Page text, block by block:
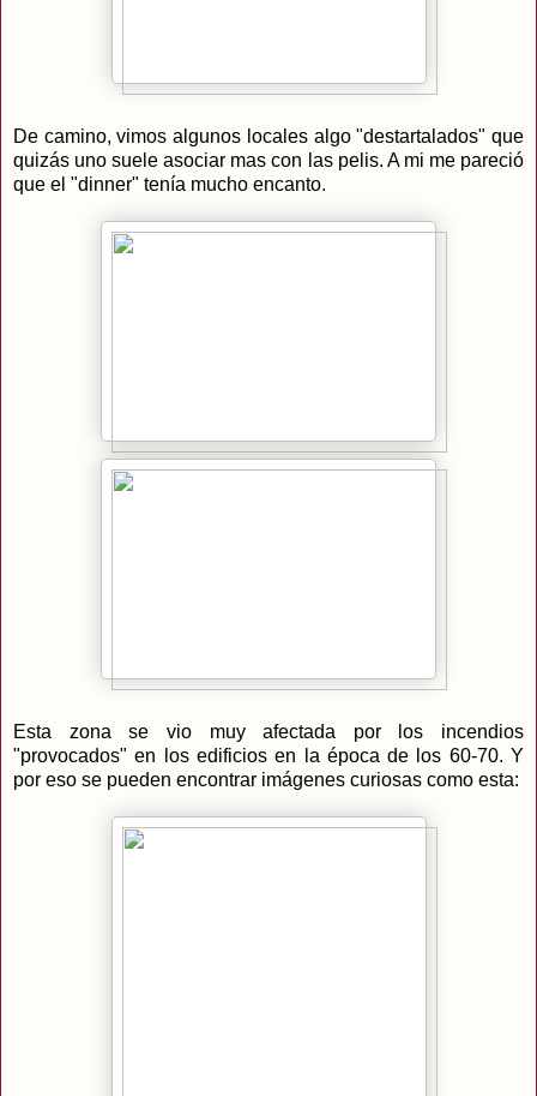
De camino, vimos algunos locales algo "destartalados" que
quizás uno suele asociar mas con las pelis. A mi me pareció
que el "dinner" tenía mucho encanto.
Esta zona se vio muy afectada por los incendios
"provocados" en los edificios en la época de los 60-70. Y
por eso se pueden encontrar imágenes curiosas como esta: